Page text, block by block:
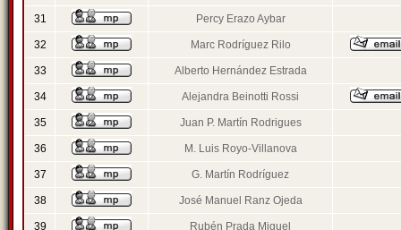
31 Percy Erazo Aybar
32 Marc Rodríguez Rilo
33 Alberto Hernández Estrada
34 Alejandra Beinotti Rossi
35 Juan P. Martín Rodrigues
36 M. Luis Royo-Villanova
37 G. Martín Rodríguez
38 José Manuel Ranz Ojeda
39 Rubén Prada Miguel